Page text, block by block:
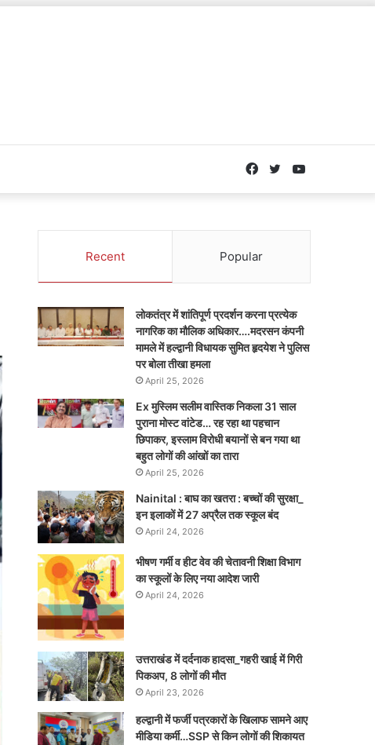
YouTube
Twitter
Facebook
Recent Popular
लोकतंत्र में शांतिपूर्ण प्रदर्शन करना प्रत्येक
नागरिक का मौलिक अधिकार….मदरसन कंपनी
मामले में हल्द्वानी विधायक सुमित हृदयेश ने पुलिस
पर बोला तीखा हमला
April 25, 2026
Ex मुस्लिम सलीम वास्तिक निकला 31 साल
पुराना मोस्ट वांटेड… रह रहा था पहचान
छिपाकर, इस्लाम विरोधी बयानों से बन गया था
बहुत लोगों की आंखों का तारा
April 25, 2026
Nainital : बाघ का खतरा : बच्चों की सुरक्षा_
इन इलाकों में 27 अप्रैल तक स्कूल बंद
April 24, 2026
भीषण गर्मी व हीट वेव की चेतावनी शिक्षा विभाग
का स्कूलों के लिए नया आदेश जारी
April 24, 2026
उत्तराखंड में दर्दनाक हादसा_गहरी खाई में गिरी
पिकअप, 8 लोगों की मौत
April 23, 2026
हल्द्वानी में फर्जी पत्रकारों के खिलाफ सामने आए
मीडिया कर्मी…SSP से किन लोगों की शिकायत